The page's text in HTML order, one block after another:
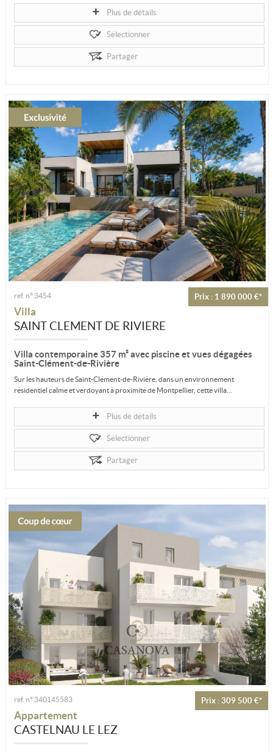
Plus de détails
Sélectionner
Partager
Prix : 1 890 000 €*
ref. n° 3454
Villa
SAINT CLEMENT DE RIVIERE
Villa contemporaine 357 m² avec piscine et vues dégagées
Saint-Clément-de-Rivière
Sur les hauteurs de Saint-Clément-de-Rivière, dans un environnement
résidentiel calme et verdoyant à proximité de Montpellier, cette villa...
Plus de détails
Sélectionner
Partager
Prix : 309 500 €*
ref. n° 340145583
Appartement
CASTELNAU LE LEZ